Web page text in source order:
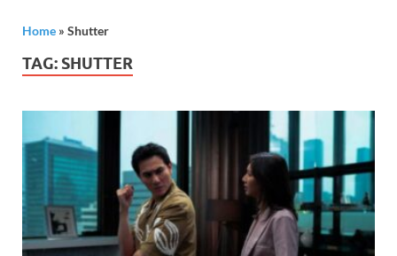
Home » Shutter
TAG: SHUTTER